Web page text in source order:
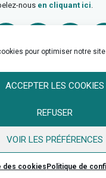
pour optimiser notre
ACCEPTER LES COOKIES
REFUSER
VOIR LES PRÉFÉRENCES
des cookies Politique de
nous en cliquant ici.
—neoweb.fr